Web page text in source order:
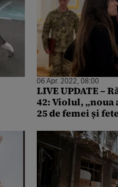
06 Apr. 2022, 08:00
LIVE UPDATE –
42: Violul, „noua
25 de femei și
89 de oameni au
acum / SUA vor
în valoare de